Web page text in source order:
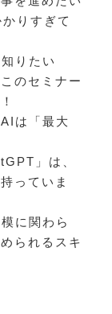
りすぎて
りたい
のセミナー
は「最大
」は、
っていま
に関わら
られるスキ